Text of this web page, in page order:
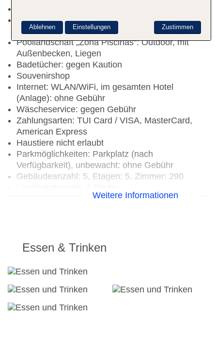
Pool: Outdoor, Meerwasser, Süßwasser,
Balinesische Betten, Liegen, Sonnenschirme
Poollandschaft „Zona Piscinas“: Outdoor, mit
Außenbecken, Liegen
Badetücher: gegen Kaution
Souvenirshop
Internet: WLAN/WiFi, im gesamten Hotel
(Anlage): ohne Gebühr
Wäscheservice: gegen Gebühr
Zahlungsarten: TUI Card / VISA, MasterCard,
American Express
Haustiere nicht erlaubt
Parkmöglichkeiten: Parkplatz (nach
Verfügbarkeit), unbewacht: ohne Gebühr
Gebäudeanzahl: 5, Etagen: 5, Zimmer: 290
Weitere Informationen
Essen & Trinken
Zustimmen
Ablehnen Einstellungen